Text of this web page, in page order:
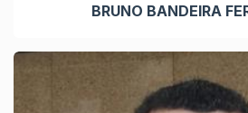
BRUNO BANDEIRA